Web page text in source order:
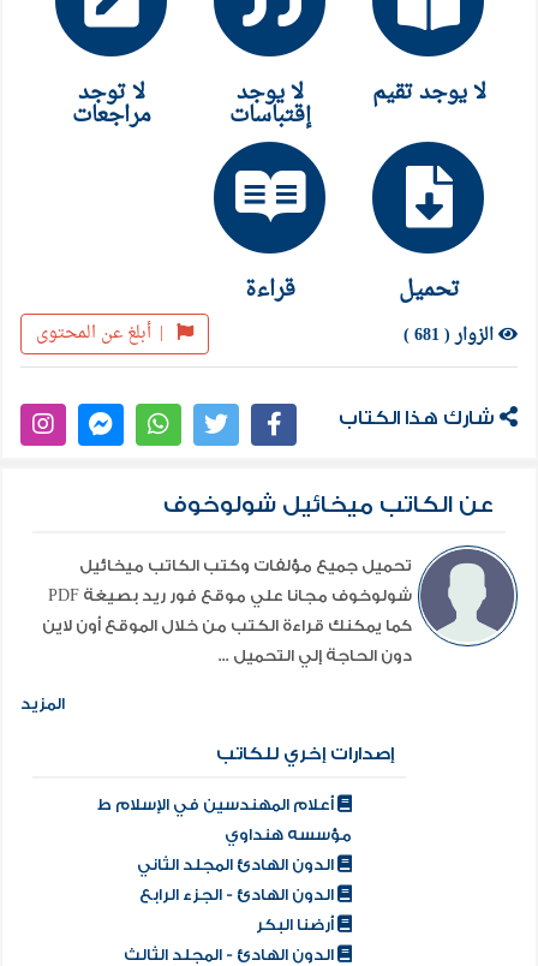
لا يوجد تقيم لا يوجد
إقتباسات
لا توجد
مراجعات
تحميل قراءة
| أبلغ عن المحتوى الزوار ( 681 )
شارك هذا الكتاب
عن الكاتب ميخائيل شولوخوف
تحميل جميع مؤلفات وكتب الكاتب ميخائيل
شولوخوف مجانا علي موقع فور ريد بصيغة PDF
كما يمكنك قراءة الكتب من خلال الموقع أون لاين
دون الحاجة إلي التحميل ...
المزيد
إصدارات إخري للكاتب
أعلام المهندسين في الإسلام ط
مؤسسه هنداوي
الدون الهادئ المجلد الثاني
الدون الهادئ - الجزء الرابع
أرضنا البكر
الدون الهادئ - المجلد الثالث